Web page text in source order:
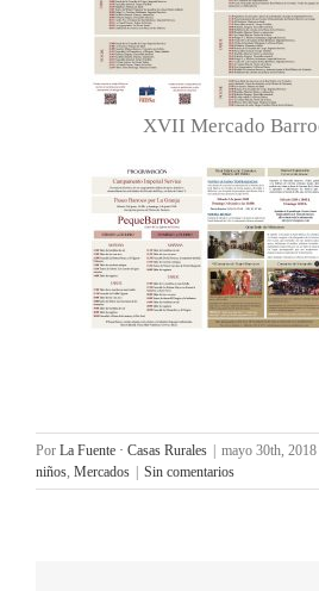
XVII Mercado
Por La Fuente · Casas Rurales | mayo 30th, 2018
niños Mercados | Sin comentarios